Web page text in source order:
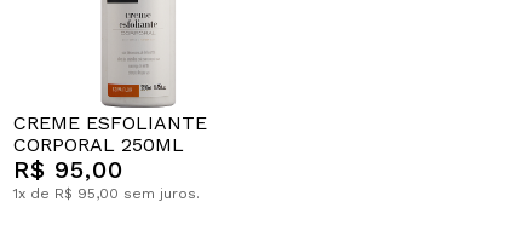
CREME ESFOLIANTE
CORPORAL 250ML
R$ 95,00
1x de R$ 95,00 sem juros.